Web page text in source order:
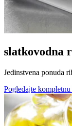
slatkovodna
Jedinstvena ponuda
Pogledajte